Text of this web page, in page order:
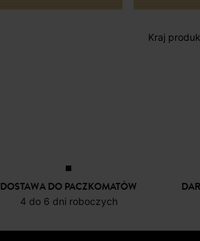
Kraj
DOSTAWA DO PACZKOMATÓW
4 do 6 dni roboczych